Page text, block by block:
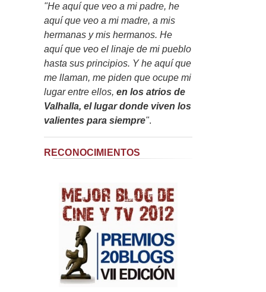
"He aquí que veo a mi padre, he
aquí que veo a mi madre, a mis
hermanas y mis hermanos. He
aquí que veo el linaje de mi pueblo
hasta sus principios. Y he aquí que
me llaman, me piden que ocupe mi
lugar entre ellos, en los atrios de
Valhalla, el lugar donde viven los
valientes para siempre".
RECONOCIMIENTOS